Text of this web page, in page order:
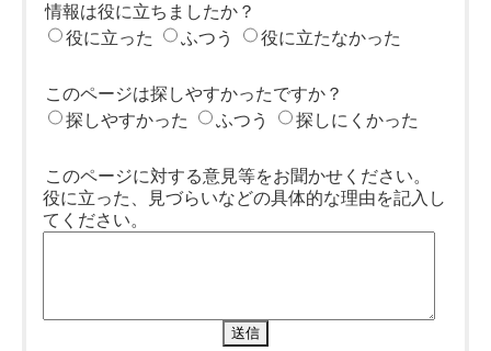
情報は役に立ちましたか？
役に立った
ふつう 役に立たなかった
このページは探しやすかったですか？
探しやすかった
ふつう 探しにくかった
このページに対する意見等をお聞かせください。
役に立った、見づらいなどの具体的な理由を記入し
てください。